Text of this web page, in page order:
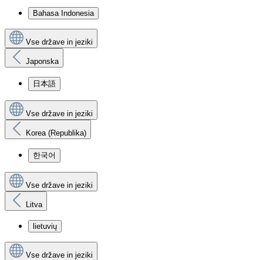
Bahasa Indonesia
Vse države in jeziki
Japonska
日本語
Vse države in jeziki
Korea (Republika)
한국어
Vse države in jeziki
Litva
lietuvių
Vse države in jeziki